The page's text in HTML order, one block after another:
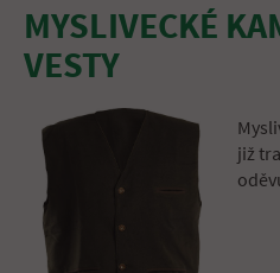
MYSLIVECKÉ
VESTY
již